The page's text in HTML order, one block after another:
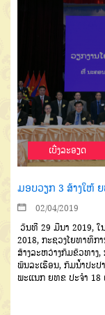
ເບີ່ງລະອຽດ
ມອບວຽກ 3 ສ້າງໃຫ້
02/04/2019
ວັນທີ 29 ມີນາ 2019, ໃ
2018, ກະຊວງໂຍທາທິກ
ສ້າງລະຫວ່າງກົມຂົວທາງ
ພົນລະເຮືອນ, ກົມນ້ຳປະ
ພະແນກ ຍທຂ ປະຈຳ 18